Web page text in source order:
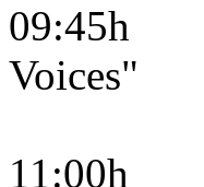
09:45h
Voices"
in
11:00h